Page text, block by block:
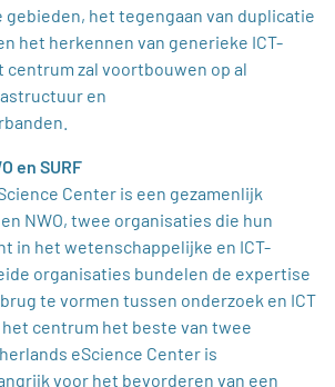
het tegengaan van duplicatie
het herkennen van generieke ICT-
zal voortbouwen op al
en
en SURF
Center is een gezamenlijk
NWO, twee organisaties die hun
in het wetenschappelijke en ICT-
organisaties bundelen de expertise
te vormen tussen onderzoek en ICT
centrum het beste van twee
eScience Center is
voor het bevorderen van een